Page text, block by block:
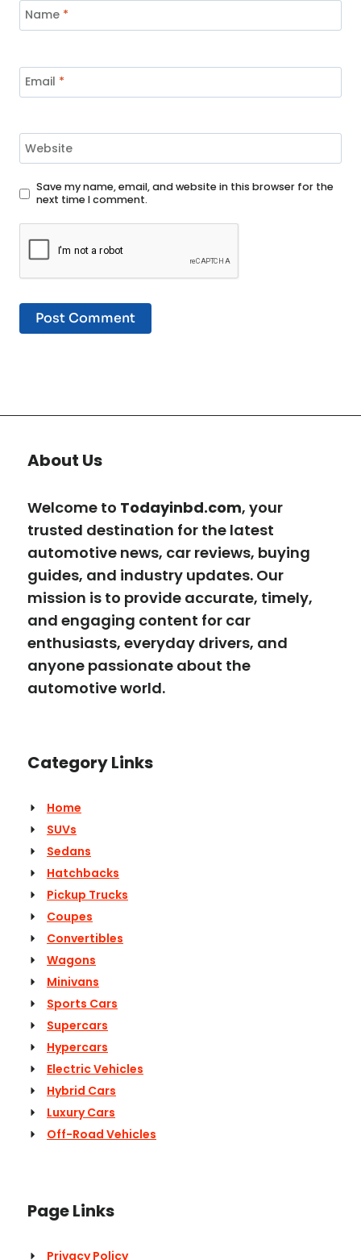
Name *
Email *
Website
Save my name, email, and website in this browser for the
next time I comment.
About Us
Welcome to Todayinbd.com, your
trusted destination for the latest
automotive news, car reviews, buying
guides, and industry updates. Our
mission is to provide accurate, timely,
and engaging content for car
enthusiasts, everyday drivers, and
anyone passionate about the
automotive world.
Category Links
Home
SUVs
Sedans
Hatchbacks
Pickup Trucks
Coupes
Convertibles
Wagons
Minivans
Sports Cars
Supercars
Hypercars
Electric Vehicles
Hybrid Cars
Luxury Cars
Off-Road Vehicles
Page Links
Privacy Policy